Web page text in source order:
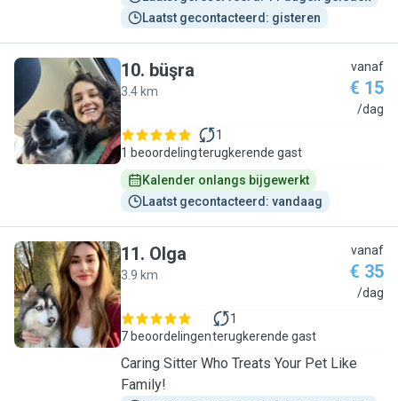
Laatst gecontacteerd: gisteren
B
10. büşra
3.4 km
vanaf
€ 15
/dag
1 beoordeling
1
terugkerende gast
Kalender onlangs bijgewerkt
Laatst gecontacteerd: vandaag
O
11. Olga
3.9 km
vanaf
€ 35
/dag
7 beoordelingen
1
terugkerende gast
Caring Sitter Who Treats Your Pet Like
Family!